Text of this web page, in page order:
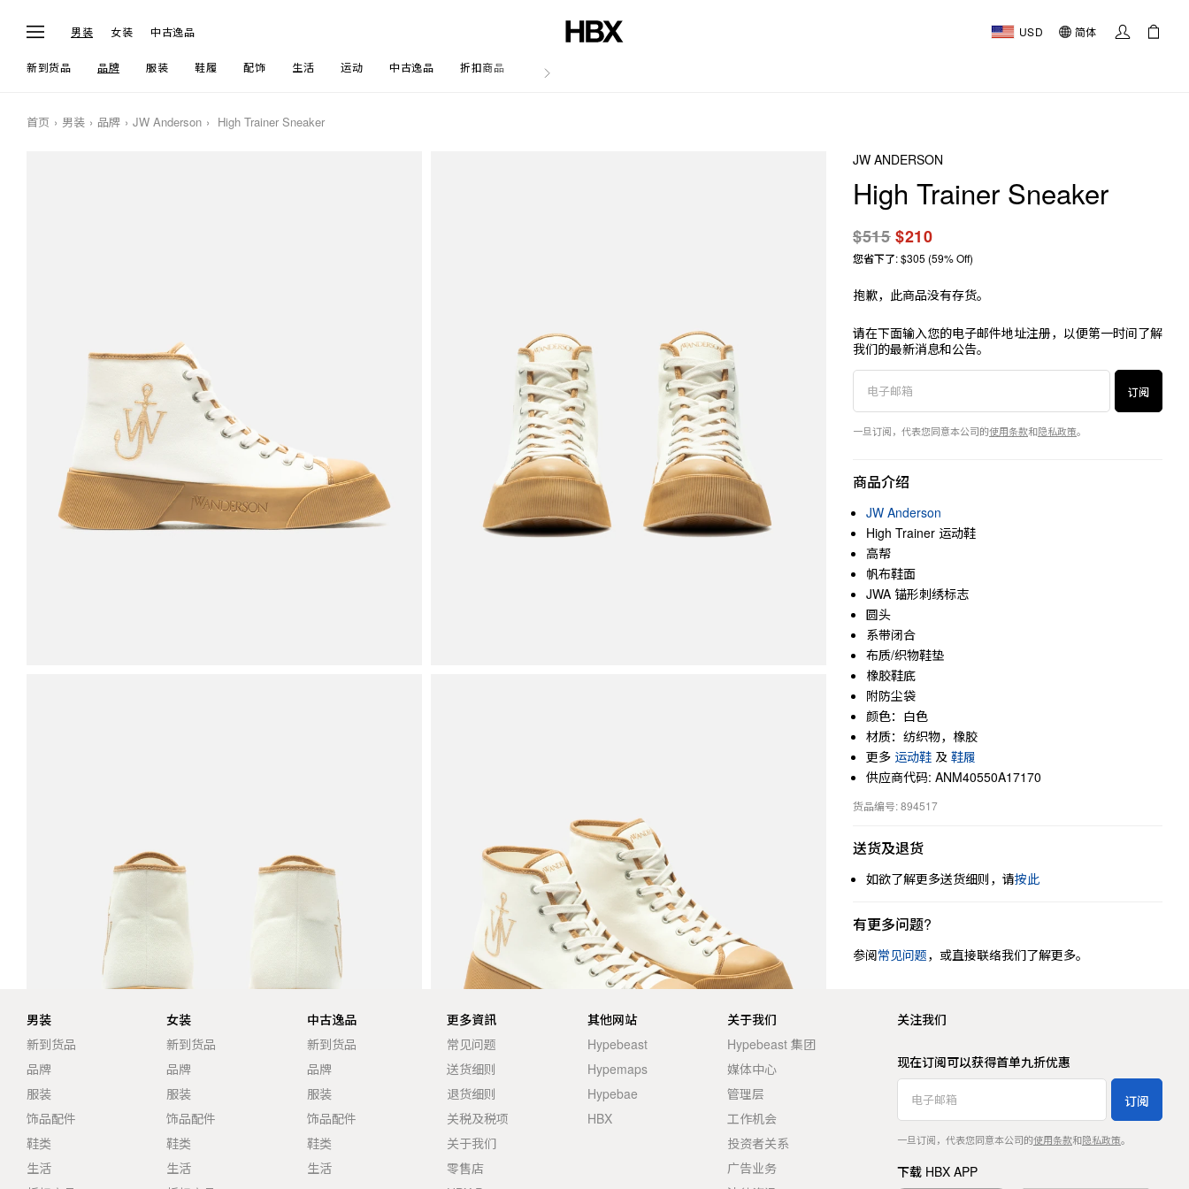
男装 女装 中古逸品 USD 简体
新到货品 品牌 服装 鞋履 配饰 生活 运动 中古逸品 折扣商品 文章
首页 男装 品牌 JW Anderson High Trainer Sneaker
JW ANDERSON
High Trainer Sneaker
$515$210
您省下了: $305 (59% Off)
抱歉，此商品没有存货。
请在下面输入您的电子邮件地址注册，以便第一时间了解
我们的最新消息和公告。
订阅
一旦订阅，代表您同意本公司的使用条款和隐私政策。
商品介绍
JW Anderson
High Trainer 运动鞋
高帮
帆布鞋面
JWA 锚形刺绣标志
圆头
系带闭合
布质/织物鞋垫
橡胶鞋底
附防尘袋
颜色：白色
材质：纺织物，橡胶
更多 运动鞋 及 鞋履
供应商代码: ANM40550A17170
货品编号: 894517
送货及退货
如欲了解更多送货细则，请按此
有更多问题?
参阅常见问题，或直接联络我们了解更多。
男装
新到货品
品牌
服装
饰品配件
鞋类
生活
女装
新到货品
品牌
服装
饰品配件
鞋类
生活
中古逸品
新到货品
品牌
服装
饰品配件
鞋类
生活
更多資訊
常见问题
送货细则
退货细则
关税及税项
关于我们
零售店
其他网站
Hypebeast
Hypemaps
Hypebae
HBX
关于我们
Hypebeast 集团
媒体中心
管理层
工作机会
投资者关系
广告业务
关注我们
现在订阅可以获得首单九折优惠
订阅
一旦订阅，代表您同意本公司的使用条款和隐私政策。
下载 HBX APP